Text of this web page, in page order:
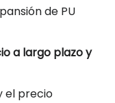
de PU
a largo plazo y
el precio